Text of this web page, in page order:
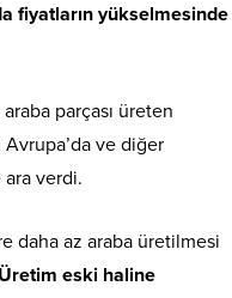
fiyatların yükselmesinde
parçası üreten
ve diğer
verdi.
daha az araba üretilmesi
Üretim eski haline